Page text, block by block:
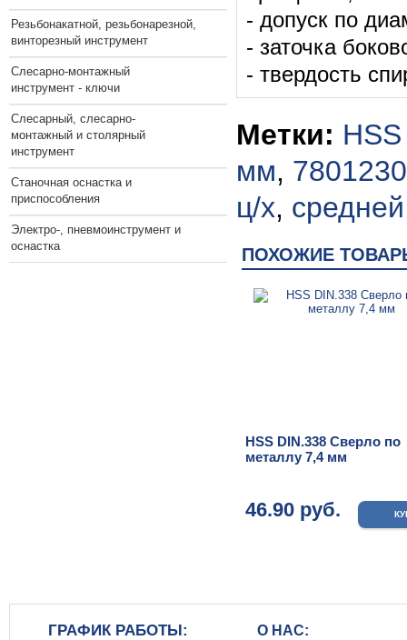
Резьбонакатной, резьбонарезной,
винторезный инструмент
Слесарно-монтажный
инструмент - ключи
Слесарный, слесарно-
монтажный и столярный
инструмент
Станочная оснастка и
приспособления
Электро-, пневмоинструмент и
оснастка
- допуск по
- заточка
- твердость
Метки:
мм, 7801230
ц/х,
ПОХОЖИЕ
HSS DIN.338 Сверло по
металлу 7,4 мм
46.90 руб.
ГРАФИК РАБОТЫ:
О НАС: